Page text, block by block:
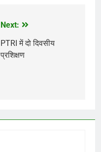
Next:
PTRI में दो दिवसीय
प्रशिक्षण